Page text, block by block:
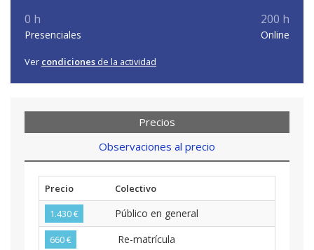
0 h
Presenciales
200 h
Online
Ver condiciones de la actividad
Precios
Observaciones al precio
Precio
Colectivo
1.430 €
Público en general
660 € Re-matrícula